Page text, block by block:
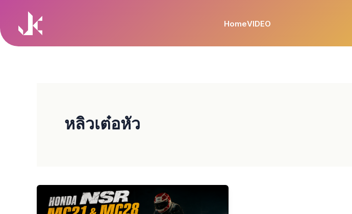
content
HomeVIDEO
หลิวเต๋อหัว